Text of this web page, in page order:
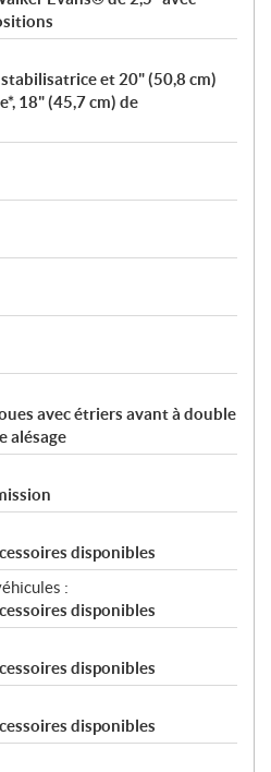
et 20" (50,8 cm)
18" (45,7 cm) de
avec étriers avant à double
alésage
disponibles
:
disponibles
disponibles
disponibles